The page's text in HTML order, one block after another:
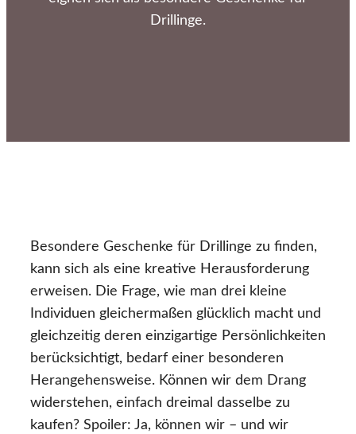
Drillinge.
Besondere Geschenke für Drillinge zu finden,
kann sich als eine kreative Herausforderung
erweisen. Die Frage, wie man drei kleine
Individuen gleichermaßen glücklich macht und
gleichzeitig deren einzigartige Persönlichkeiten
berücksichtigt, bedarf einer besonderen
Herangehensweise. Können wir dem Drang
widerstehen, einfach dreimal dasselbe zu
kaufen? Spoiler: Ja, können wir – und wir